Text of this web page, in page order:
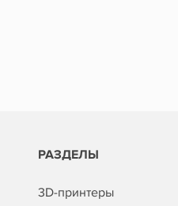
РАЗДЕЛЫ
3D-принтеры